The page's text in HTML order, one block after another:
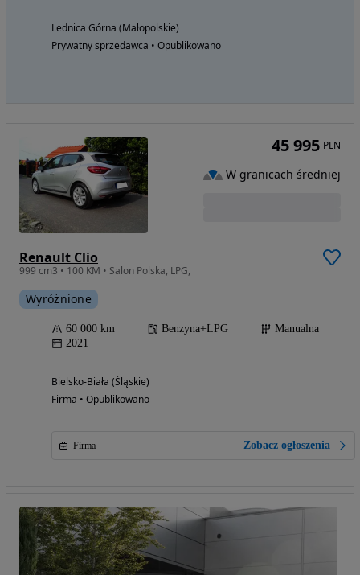
Lednica Górna (Małopolskie)
Prywatny sprzedawca • Opublikowano
Renault Clio
999 cm3 • 100 KM • Salon Polska, LPG,
Wyróżnione
60 000 km Benzyna+LPG
Manualna
2021
Bielsko-Biała (Śląskie)
Firma • Opublikowano
Firma Zobacz ogłoszenia
45 995 PLN
W granicach średniej